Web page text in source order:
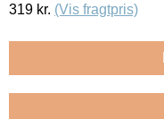
319 kr. (Vis fragtpris)